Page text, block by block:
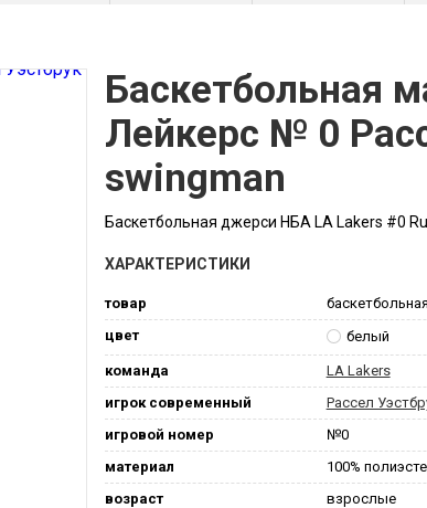
Баскетбольная
Лейкерс № 0
swingman
Баскетбольная джерси НБА LA Lakers #0
ХАРАКТЕРИСТИКИ
товар
цвет
белый
команда
LA Lakers
игрок современный
Рассел
игровой номер
№0
материал
100%
возраст
взрослые